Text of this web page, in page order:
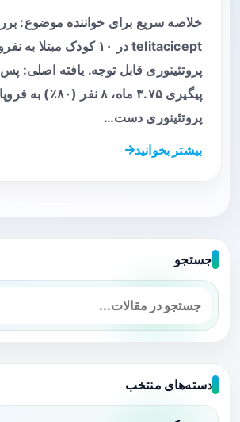
خلاصه سریع برای خواننده موضوع:
پروتئینوری قابل توجه. یافته اصلی: پس
پیگیری ۳.۷۵ ماه، ۸ نفر
پروتئینوری دست…
بیشتر بخوانید
جستجو
دسته‌های منتخب